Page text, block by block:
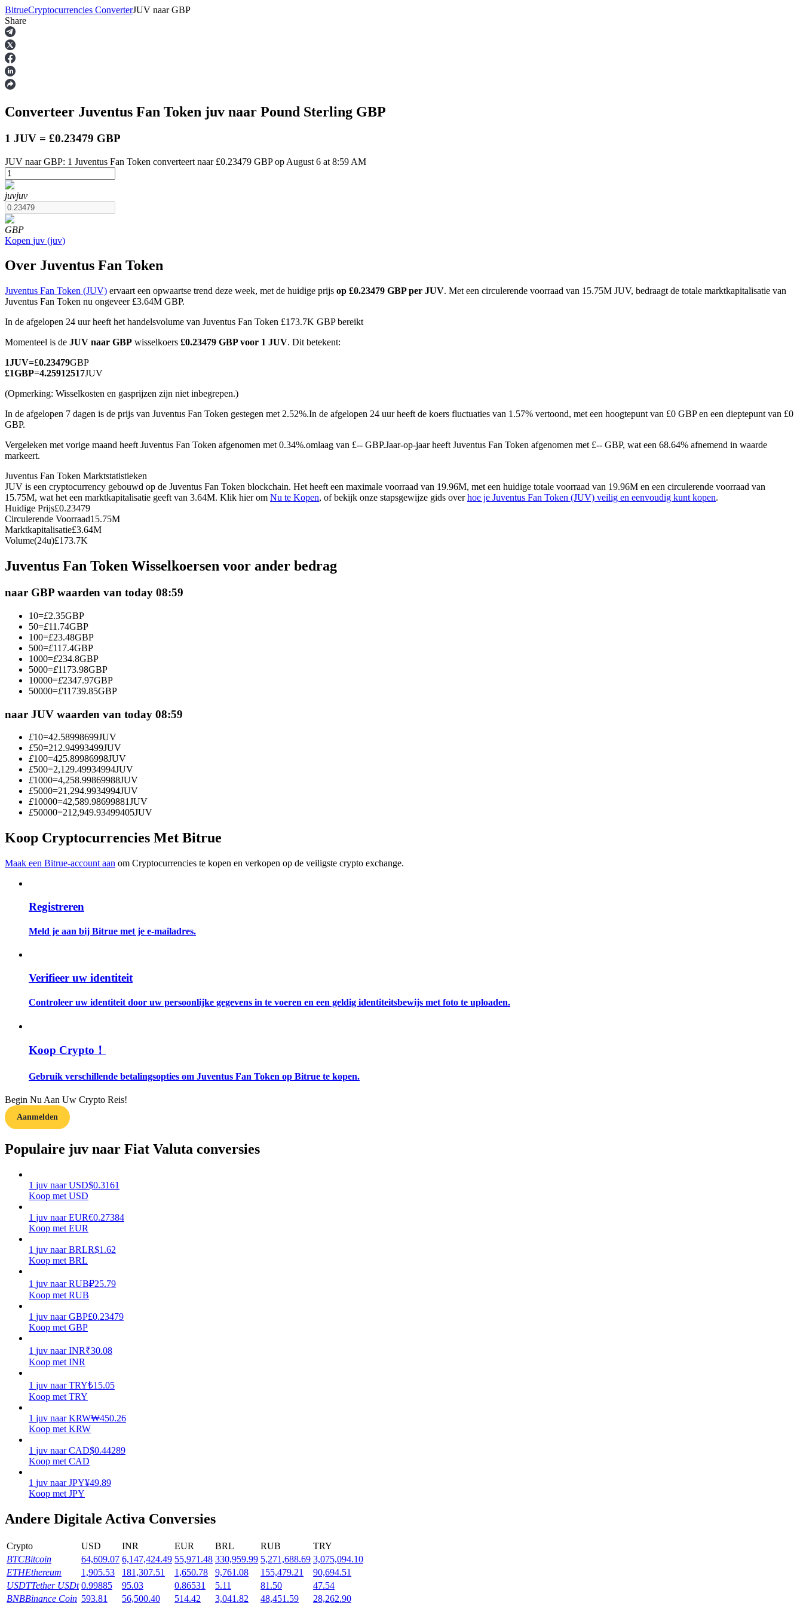
Termijncontracten
USDT-futures
Futures met USDT als onderpand
COIN-M-futures
Cryptocurrency-futures
USDC-futures
Futures met USDC als onderpand
Kopiëren Handel
Sluit je aan bij top traders
Word een Copy Trader
Geniet van winstdeling en copy trading commissies
Big data-analyse inclusief handelsinformatie, enz.
Gids
Futures-startgids
Leer hoe u winstgevend kunt blijven
Verdienen
Macht varkentje
BitrueCryptocurrencies ConverterJUV naar GBP
Share
Converteer Juventus Fan Token juv naar Pound Sterling GBP
1 JUV = £0.23479 GBP
JUV naar GBP: 1 Juventus Fan Token converteert naar £0.23479 GBP op August 6 at 8:59 AM
juvjuv
GBP
Kopen juv (juv)
Over Juventus Fan Token
Juventus Fan Token (JUV) ervaart een opwaartse trend deze week, met de huidige prijs op £0.23479 GBP per JUV. Met een circulerende voorraad van 15.75M JUV, bedraagt de totale marktkapitalisatie van
Juventus Fan Token nu ongeveer £3.64M GBP.
In de afgelopen 24 uur heeft het handelsvolume van Juventus Fan Token £173.7K GBP bereikt
Momenteel is de JUV naar GBP wisselkoers £0.23479 GBP voor 1 JUV. Dit betekent:
1JUV=£0.23479GBP
£1GBP=4.25912517JUV
(Opmerking: Wisselkosten en gasprijzen zijn niet inbegrepen.)
In de afgelopen 7 dagen is de prijs van Juventus Fan Token gestegen met 2.52%.In de afgelopen 24 uur heeft de koers fluctuaties van 1.57% vertoond, met een hoogtepunt van £0 GBP en een dieptepunt van £0
GBP.
Vergeleken met vorige maand heeft Juventus Fan Token afgenomen met 0.34%.omlaag van £-- GBP.Jaar-op-jaar heeft Juventus Fan Token afgenomen met £-- GBP, wat een 68.64% afnemend in waarde
markeert.
Juventus Fan Token Marktstatistieken
JUV is een cryptocurrency gebouwd op de Juventus Fan Token blockchain. Het heeft een maximale voorraad van 19.96M, met een huidige totale voorraad van 19.96M en een circulerende voorraad van
15.75M, wat het een marktkapitalisatie geeft van 3.64M. Klik hier om Nu te Kopen, of bekijk onze stapsgewijze gids overhoe je Juventus Fan Token (JUV) veilig en eenvoudig kunt kopen.
Huidige Prijs£0.23479
Circulerende Voorraad15.75M
Marktkapitalisatie£3.64M
Volume(24u)£173.7K
Juventus Fan Token Wisselkoersen voor ander bedrag
naar GBP waarden van today 08:59
10=£2.35GBP
50=£11.74GBP
100=£23.48GBP
500=£117.4GBP
1000=£234.8GBP
5000=£1173.98GBP
10000=£2347.97GBP
50000=£11739.85GBP
naar JUV waarden van today 08:59
£10=42.58998699JUV
£50=212.94993499JUV
£100=425.89986998JUV
£500=2,129.49934994JUV
£1000=4,258.99869988JUV
£5000=21,294.9934994JUV
£10000=42,589.98699881JUV
£50000=212,949.93499405JUV
Koop Cryptocurrencies Met Bitrue
Maak een Bitrue-account aan om Cryptocurrencies te kopen en verkopen op de veiligste crypto exchange.
Registreren
Meld je aan bij Bitrue met je e-mailadres.
Verifieer uw identiteit
Controleer uw identiteit door uw persoonlijke gegevens in te voeren en een geldig identiteitsbewijs met foto te uploaden.
Koop Crypto！
Gebruik verschillende betalingsopties om Juventus Fan Token op Bitrue te kopen.
Begin Nu Aan Uw Crypto Reis!
Aanmelden
Populaire juv naar Fiat Valuta conversies
1 juv naar USD$0.3161
Koop met USD
1 juv naar EUR€0.27384
Koop met EUR
1 juv naar BRLR$1.62
Koop met BRL
1 juv naar RUB₽25.79
Koop met RUB
1 juv naar GBP£0.23479
Koop met GBP
1 juv naar INR₹30.08
Koop met INR
1 juv naar TRY₺15.05
Koop met TRY
1 juv naar KRW₩450.26
Koop met KRW
1 juv naar CAD$0.44289
Koop met CAD
1 juv naar JPY¥49.89
Koop met JPY
Andere Digitale Activa Conversies
Crypto USD INR EUR BRL RUB
TRY
BTCBitcoin 64,609.07 6,147,424.49 55,971.48 330,959.99 5,271,688.69 3,075,094.10
ETHEthereum 1,905.53 181,307.51 1,650.78 9,761.08 155,479.21
90,694.51
USDTTether USDt 0.99885 95.03 0.86531 5.11 81.50
47.54
BNBBinance Coin 593.81 56,500.40 514.42 3,041.82 48,451.59
28,262.90